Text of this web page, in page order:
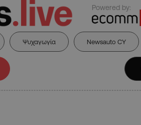
Powered by:
Ψυχαγωγία Newsauto CY